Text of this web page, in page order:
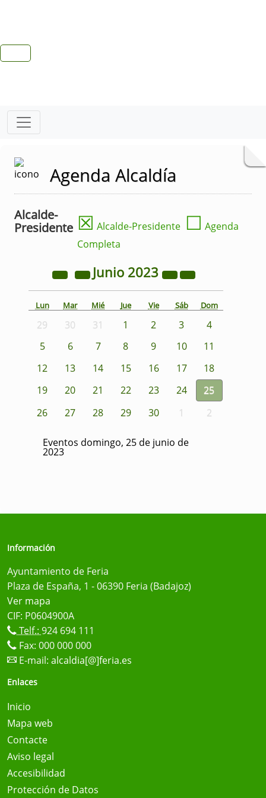
Agenda Alcaldía
Alcalde-
Presidente ☒ Alcalde-Presidente ☐ Agenda
Completa
Junio 2023
Lun Mar Mié Jue Vie Sáb Dom
29 30 31 1 2 3
4
5
6 7 8 9 10
11
12
13 14 15 16 17
18
19
20 21 22 23 24
25
26
27 28 29 30 1 2
Eventos domingo, 25 de junio de
2023
Información
Ayuntamiento de Feria
Plaza de España, 1 - 06390 Feria (Badajoz)
Ver mapa
CIF: P0604900A
Telf.: 924 694 111
Fax: 000 000 000
E-mail: alcaldia[@]feria.es
Enlaces
Inicio
Mapa web
Contacte
Aviso legal
Accesibilidad
Protección de Datos